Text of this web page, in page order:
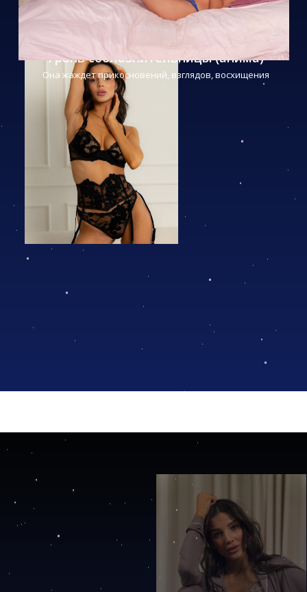
Она жаждет прикосновений, взглядов, восхищения
Грань соблазнительницы (анима)